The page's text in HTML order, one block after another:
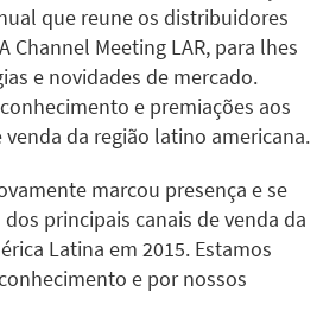
que reune os distribuidores
Channel Meeting LAR, para lhes
e novidades de mercado.
e premiações aos
da região latino americana.
marcou presença e se
principais canais de venda da
Latina em 2015. Estamos
e por nossos